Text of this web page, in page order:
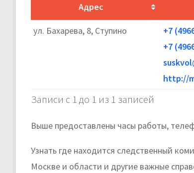
Адрес
ул. Бахарева, 8, Ступино
+7
+7
http://
Записи с 1 до 1 из 1 записей
Выше предоставлены часы работы,
Узнать где находится следственный
Москве и области и другие важные